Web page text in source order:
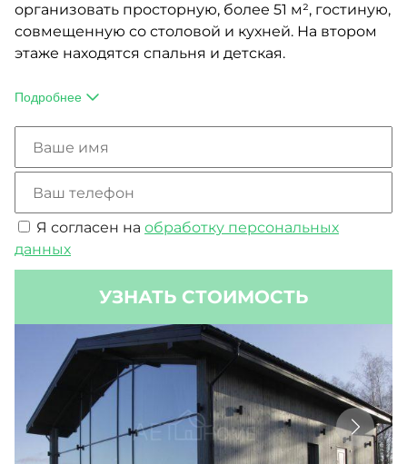
организовать просторную, более 51 м², гостиную,
совмещенную со столовой и кухней. На втором
этаже находятся спальня и детская.
максимум дневного света, а значит, и экономию
метражу в доме появилась не только большая
Для отдыха на свежем воздухе проектом
предусмотрена терраса.
Подробнее
Я согласен на обработку персональных
данных